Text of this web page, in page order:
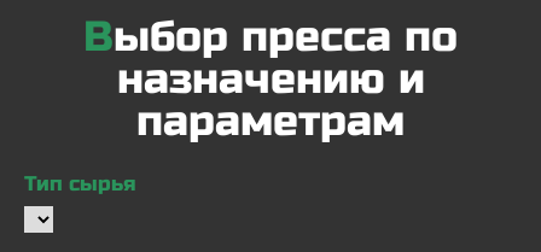
Выбор пресса по
назначению и
параметрам
Тип сырья